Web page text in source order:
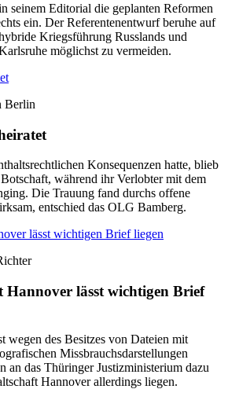
seinem Editorial die geplanten Reformen
ein. Der Referentenentwurf beruhe auf
Kriegsführung Russlands und
möglichst zu vermeiden.
Berlin
Konsequenzen hatte, blieb
während ihr Verlobter mit dem
Die Trauung fand durchs offene
entschied das OLG Bamberg.
lässt wichtigen Brief liegen
Hannover lässt wichtigen Brief
wegen des Besitzes von Dateien mit
Missbrauchsdarstellungen
an das Thüringer Justizministerium dazu
Hannover allerdings liegen.